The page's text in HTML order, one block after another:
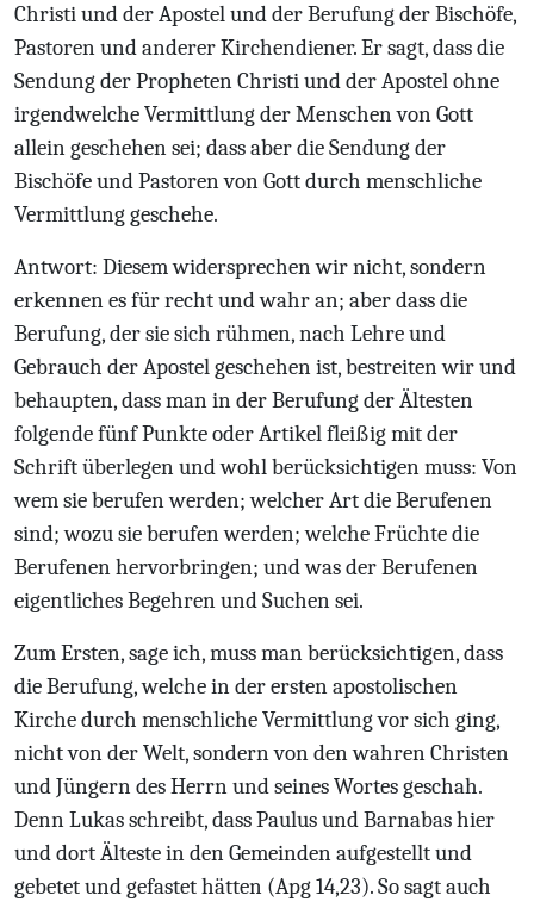
Christi und der Apostel und der Berufung der Bischöfe,
Pastoren und anderer Kirchendiener. Er sagt, dass die
Sendung der Propheten Christi und der Apostel ohne
irgendwelche Vermittlung der Menschen von Gott
allein geschehen sei; dass aber die Sendung der
Bischöfe und Pastoren von Gott durch menschliche
Vermittlung geschehe.
Antwort: Diesem widersprechen wir nicht, sondern
erkennen es für recht und wahr an; aber dass die
Berufung, der sie sich rühmen, nach Lehre und
Gebrauch der Apostel geschehen ist, bestreiten wir und
behaupten, dass man in der Berufung der Ältesten
folgende fünf Punkte oder Artikel fleißig mit der
Schrift überlegen und wohl berücksichtigen muss: Von
wem sie berufen werden; welcher Art die Berufenen
sind; wozu sie berufen werden; welche Früchte die
Berufenen hervorbringen; und was der Berufenen
eigentliches Begehren und Suchen sei.
Zum Ersten, sage ich, muss man berücksichtigen, dass
die Berufung, welche in der ersten apostolischen
Kirche durch menschliche Vermittlung vor sich ging,
nicht von der Welt, sondern von den wahren Christen
und Jüngern des Herrn und seines Wortes geschah.
Denn Lukas schreibt, dass Paulus und Barnabas hier
und dort Älteste in den Gemeinden aufgestellt und
gebetet und gefastet hätten (Apg 14,23). So sagt auch